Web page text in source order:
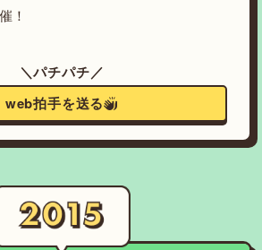
！
＼パチパチ／
web拍手を送る